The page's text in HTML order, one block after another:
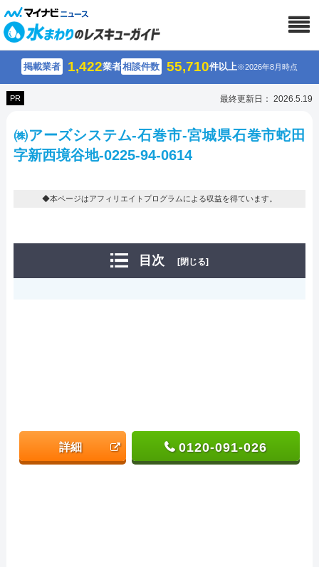
掲載業者 1,422業者相談件数 55,710件以上※2026年8月時点
PR 最終更新日： 2026.5.19
㈱アーズシステム-石巻市-宮城県石巻市蛇田
字新西境谷地-0225-94-0614
◆本ページはアフィリエイトプログラムによる収益を得ています。
目次 [閉じる]
詳細 0120-091-026